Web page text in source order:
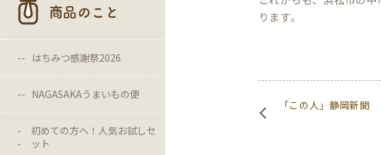
商品のこと
はちみつ感謝祭2026
NAGASAKAうまいもの便
初めての方へ！人気お試しセ
ット
ります。
「この人」静岡新聞